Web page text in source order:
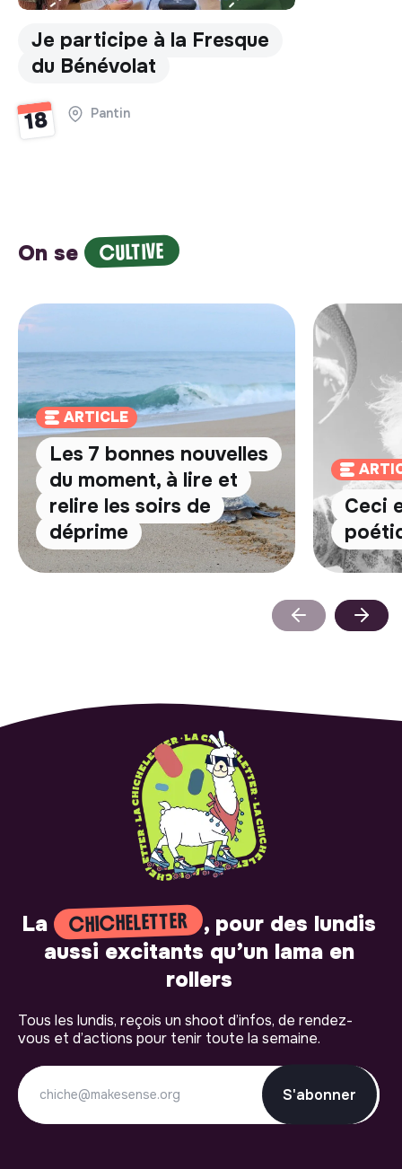
Je participe à la Fresque
du Bénévolat
18 Pantin
On se CULTIVE
ARTICLE
Les 7 bonnes nouvelles
du moment, à lire et
relire les soirs de
déprime
Ceci
La CHICHELETTER
, pour des lundis
aussi excitants qu’un lama en
rollers
Tous les lundis, reçois un shoot d’infos, de rendez-
vous et d’actions pour tenir toute la semaine.
S'abonner